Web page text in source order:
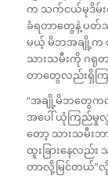
က သက်ငယ်မုဒိမ်း
ခံရတာတွေနဲ့ ပတ်
မယ့် မိဘအချို့က
သားသမီးကို ဂရု
တာတွေလည်းရှိ
“အချို့မိဘတွေက
အပေါ် ယုံကြည်မှု
တော့ သားသမီးဘ
ထူးခြားနေလည်း
တာလို့မြင်တယ်”လို့